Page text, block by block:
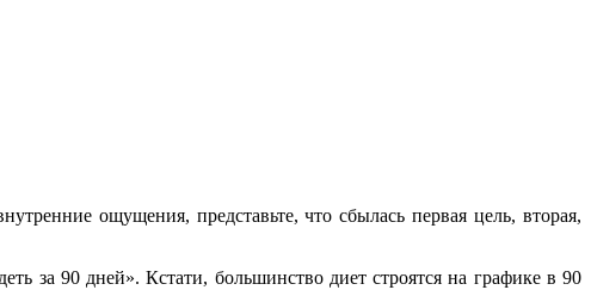
ощущения, представьте, что сбылась первая цель, вторая,
за 90 дней». Кстати, большинство диет строятся на графике в 90